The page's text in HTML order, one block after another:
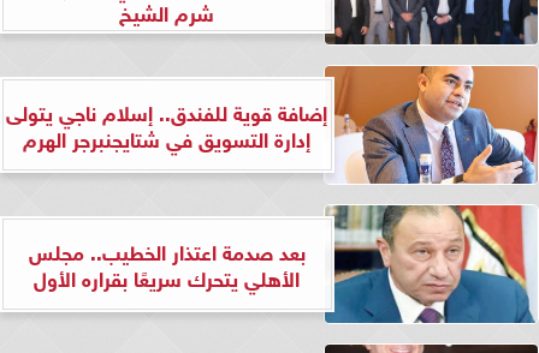
شرم الشيخ
إضافة قوية للفندق.. إسلام ناجي يتولى
إدارة التسويق في شتايجنبرجر الهرم
بعد صدمة اعتذار الخطيب.. مجلس
الأهلي يتحرك سريعًا بقراره الأول